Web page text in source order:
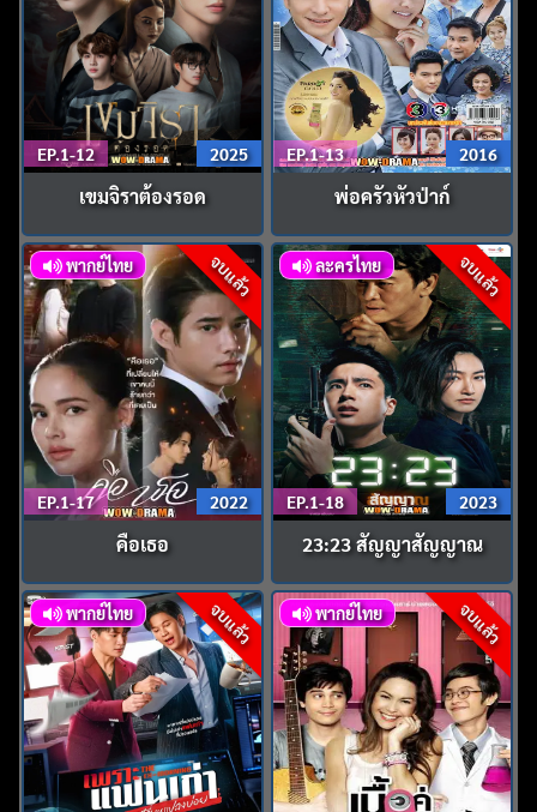
EP.1-12 2025
เขมจิราต้องรอด
EP.1-13 2016
พ่อครัวหัวป่าก์
จบแล้ว
พากย์ไทย
EP.1-17 2022
คือเธอ
จบแล้ว
ละครไทย
EP.1-18 2023
23:23 สัญญาสัญญาณ
จบแล้ว
พากย์ไทย จบแล้ว
พากย์ไทย